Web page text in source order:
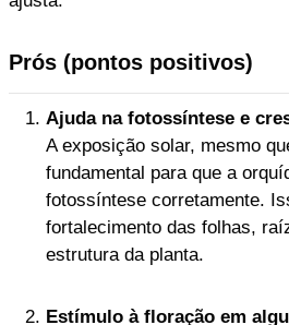
Prós (pontos positivos)
Ajuda na fotossíntese e
A exposição solar, mesmo
fundamental para que a
fotossíntese corretamente.
fortalecimento das folhas,
estrutura da planta.
Estímulo à floração em